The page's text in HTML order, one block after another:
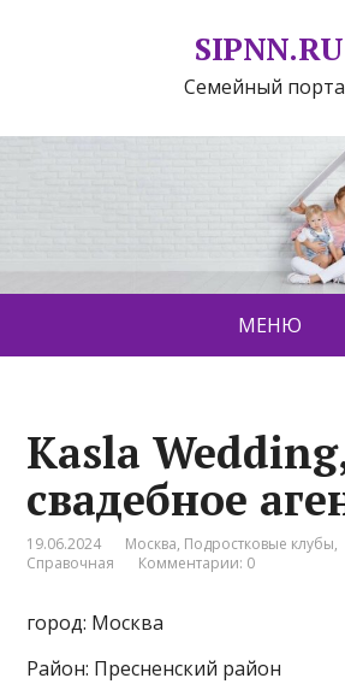
SIPNN.RU
Семейный
МЕНЮ
Kasla
свадебное
19.06.2024 Москва, Подростковые клубы,
Справочная
Комментарии: 0
город: Москва
Район: Пресненский район